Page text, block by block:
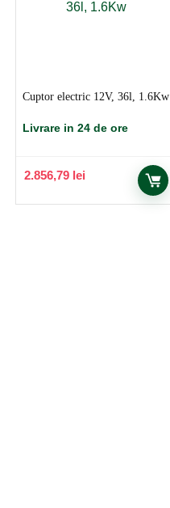
Cuptor electric 12V, 36l, 1.6Kw
Livrare in 24 de ore
2.856,79 lei